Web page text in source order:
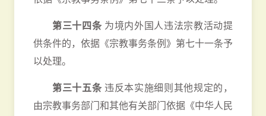
第三十四条 为境内外国人违法宗教活动提
供条件的，依据《宗教事务条例》第七十一条予
以处理。
第三十五条 违反本实施细则其他规定的，
由宗教事务部门和其他有关部门依据《中华人民